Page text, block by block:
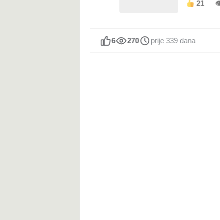
21
6 270 prije 339 dana